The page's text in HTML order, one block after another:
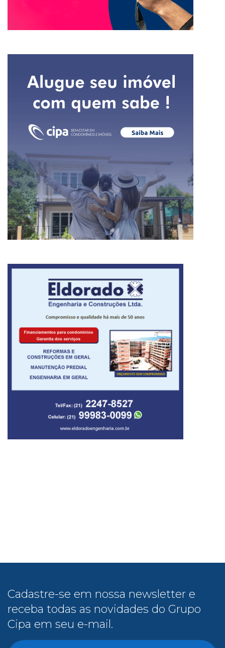
Cadastre-se em nossa newsletter e
receba todas as novidades do Grupo
Cipa em seu e-mail.